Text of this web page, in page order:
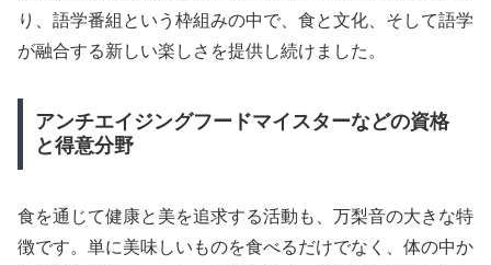
り、語学番組という枠組みの中で、食と文化、そして語学
が融合する新しい楽しさを提供し続けました。
アンチエイジングフードマイスターなどの資格
と得意分野
食を通じて健康と美を追求する活動も、万梨音の大きな特
徴です。単に美味しいものを食べるだけでなく、体の中か